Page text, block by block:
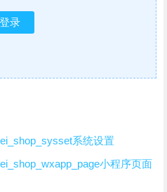
登录
系统设置
小程序页面